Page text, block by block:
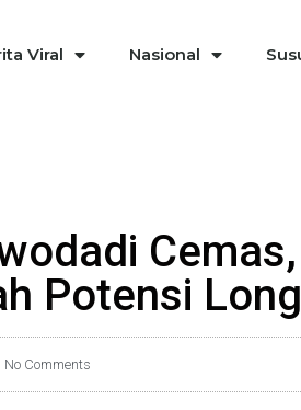
Viral Nasional
Potensi
No Comments